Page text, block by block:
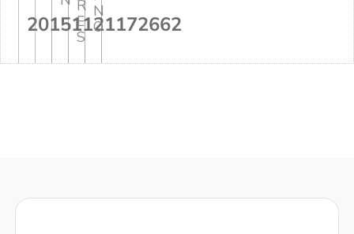
20151121172662
R
E
S
N
O